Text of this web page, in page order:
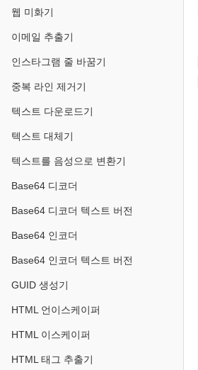
웹 미화기
이메일 추출기
인스타그램 줄 바꿈기
중복 라인 제거기
텍스트 다운로드기
텍스트 대체기
텍스트를 음성으로 변환기
Base64 디코더
Base64 디코더 텍스트 버전
Base64 인코더
Base64 인코더 텍스트 버전
GUID 생성기
HTML 언이스케이퍼
HTML 이스케이퍼
HTML 태그 추출기